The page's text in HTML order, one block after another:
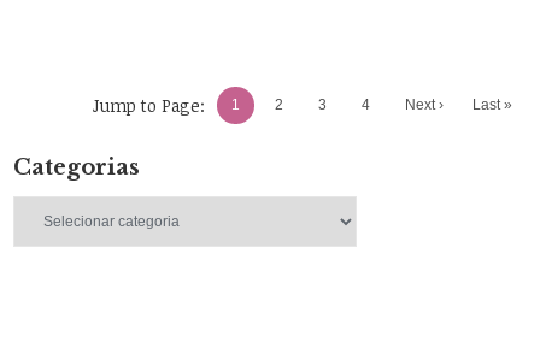
1 2 3 4 Next › Last »
Jump to Page:
Categorias